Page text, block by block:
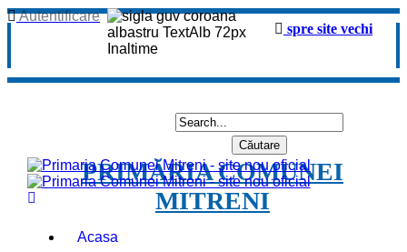
spre site vechi
Autentificare
PRIMĂRIA COMUNEI
MITRENI
Acasa